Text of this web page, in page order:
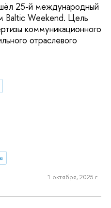
25-й международный
Baltic Weekend. Цель
коммуникационного
отраслевого
1 октября, 2025 г.